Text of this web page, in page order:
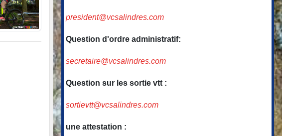
president@vcsalindres.com
Question d'ordre administratif:
secretaire@vcsalindres.com
Question sur les sortie vtt :
sortievtt@vcsalindres.com
une attestation :